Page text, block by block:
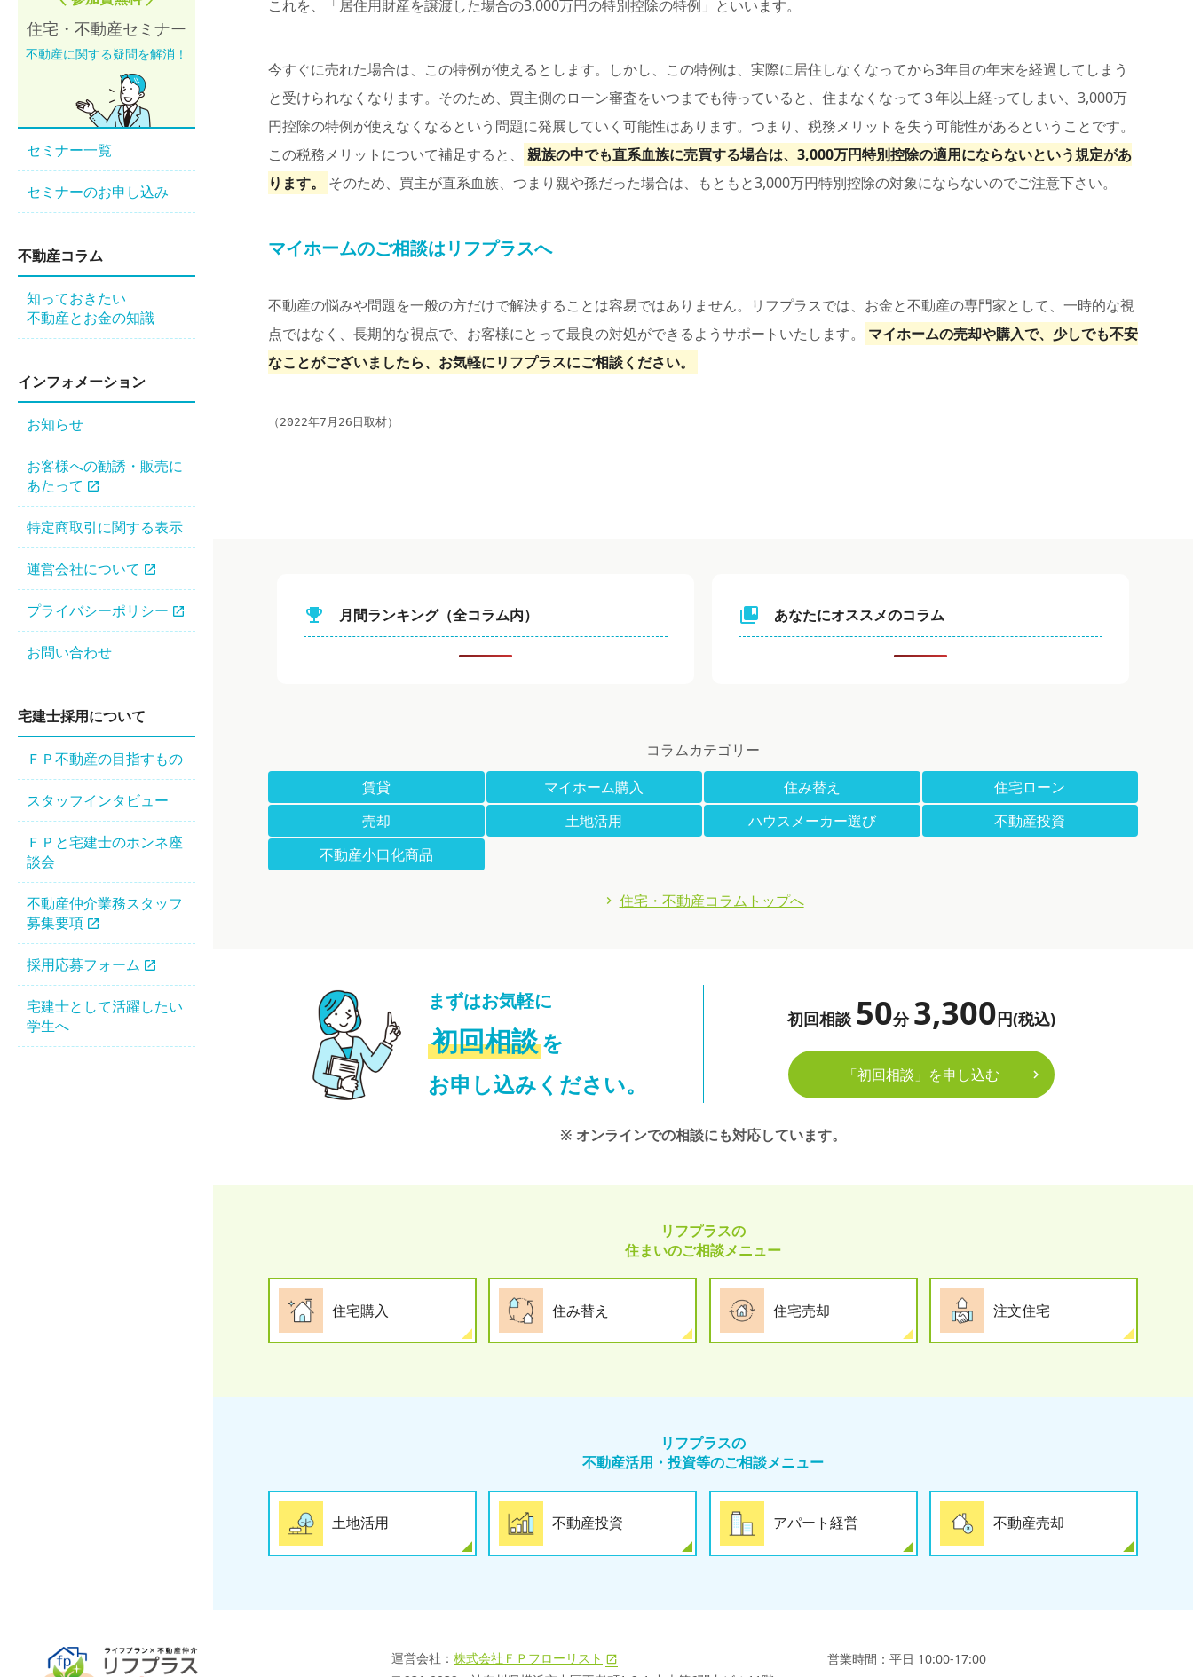
これを、「居住用財産を譲渡した場合の3,000万円の特別控除の特例」といいます。
今すぐに売れた場合は、この特例が使えるとします。しかし、この特例は、実際に居住しなくなってから3年目の年末を経過してしまう
と受けられなくなります。そのため、買主側のローン審査をいつまでも待っていると、住まなくなって３年以上経ってしまい、3,000万
円控除の特例が使えなくなるという問題に発展していく可能性はあります。つまり、税務メリットを失う可能性があるということです。
この税務メリットについて補足すると、
親族の中でも直系血族に売買する場合は、3,000万円特別控除の適用にならないという規定があ
ります。
そのため、買主が直系血族、つまり親や孫だった場合は、もともと3,000万円特別控除の対象にならないのでご注意下さい。
マイホームのご相談はリフプラスへ
不動産の悩みや問題を一般の方だけで解決することは容易ではありません。リフプラスでは、お金と不動産の専門家として、一時的な視
点ではなく、長期的な視点で、お客様にとって最良の対処ができるようサポートいたします。
マイホームの売却や購入で、少しでも不安
なことがございましたら、お気軽にリフプラスにご相談ください。
（2022年7月26日取材）
emoji_events 月間ランキング（全コラム内） collections_bookmark あなたにオススメのコラム
コラムカテゴリー
賃貸
マイホーム購入 住み替え
住宅ローン
売却
土地活用 ハウスメーカー選び
不動産投資
不動産小口化商品
住宅・不動産コラムトップへ
まずはお気軽に
初回相談を
お申し込みください。
初回相談 50分 3,300円(税込)
「初回相談」を申し込む
※ オンラインでの相談にも対応しています。
リフプラスの
住まいのご相談メニュー
住宅購入 住み替え 住宅売却 注文住宅
リフプラスの
不動産活用・投資等のご相談メニュー
土地活用 不動産投資 アパート経営 不動産売却
住宅・不動産セミナー
不動産に関する疑問を解消！
セミナー一覧
セミナーのお申し込み
不動産コラム
知っておきたい
不動産とお金の知識
インフォメーション
お知らせ
お客様への勧誘・販売に
あたって
特定商取引に関する表示
運営会社について
プライバシーポリシー
お問い合わせ
宅建⼠採⽤について
ＦＰ不動産の⽬指すもの
スタッフインタビュー
ＦＰと宅建士のホンネ座
談会
不動産仲介業務スタッフ
募集要項
採用応募フォーム
宅建士として活躍したい
学生へ
運営会社： 株式会社ＦＰフローリスト
営業時間：平日 10:00-17:00